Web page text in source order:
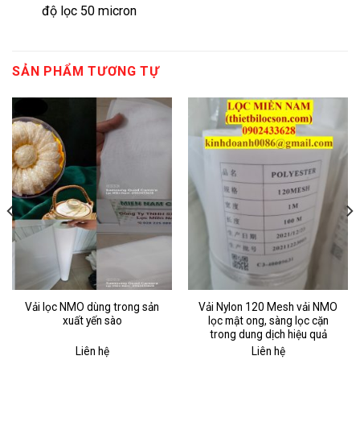
độ lọc 50 micron
SẢN PHẨM TƯƠNG TỰ
Vải lọc NMO dùng trong sản
xuất yến sào
Liên hệ
Vải Nylon 120 Mesh vải NMO
lọc mật ong, sàng lọc cặn
trong dung dịch hiệu quả
Liên hệ